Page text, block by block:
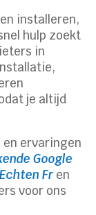
installeren,
hulp zoekt
in
je altijd
ervaringen
Google
Fr en
voor ons